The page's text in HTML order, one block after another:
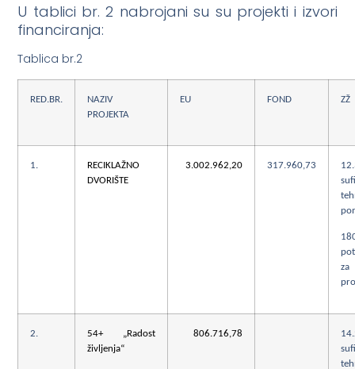
U tablici br. 2 nabrojani su su projekti i izvori
financiranja:
Tablica br.2
RED.BR.
NAZIV
PROJEKTA
EU FOND ZŽ
1.
RECIKLAŽNO
DVORIŠTE
3.002.962,20 317.960,73
za
2.
54+ „Radost
življenja“
806.716,78